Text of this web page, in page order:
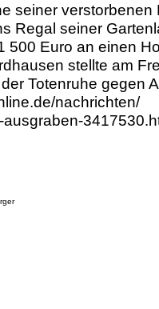
seiner
Regal seiner
500 Euro an einen
stellte am
Totenruhe gegen
nachrichten/
ausgraben-